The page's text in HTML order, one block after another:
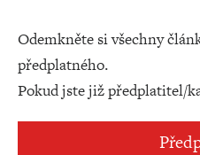
Odemkněte si všechny
předplatného.
Pokud jste již předplatitel/